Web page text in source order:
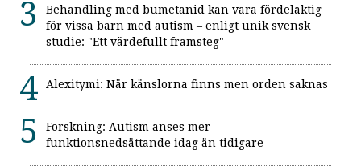
Behandling med bumetanid kan vara fördelaktig
för vissa barn med autism – enligt unik svensk
studie: "Ett värdefullt framsteg"
Alexitymi: När känslorna finns men orden saknas
Forskning: Autism anses mer
funktionsnedsättande idag än tidigare